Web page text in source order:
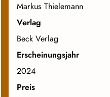
Markus Thielemann
Verlag
Beck Verlag
Erscheinungsjahr
2024
Preis